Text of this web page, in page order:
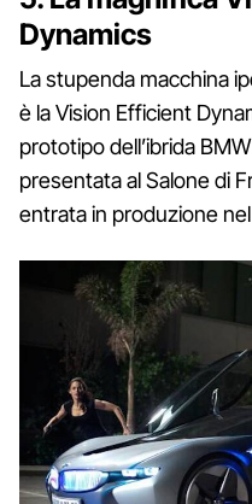
Dynamics
La stupenda macchina
è la Vision Efficient
prototipo dell’ibrida
presentata al Salone di
entrata in produzione nel